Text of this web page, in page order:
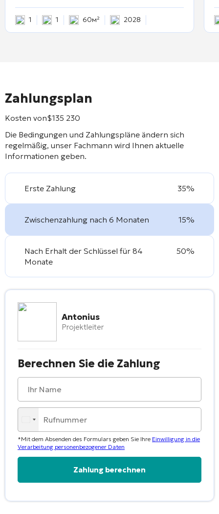
1 1 60м² 2028
Zahlungsplan
Kosten von$135 230
Die Bedingungen und Zahlungspläne ändern sich
regelmäßig, unser Fachmann wird Ihnen aktuelle
Informationen geben.
Erste Zahlung 35%
Zwischenzahlung nach 6 Monaten 15%
Nach Erhalt der Schlüssel für 84
Monate
50%
Antonius
Projektleiter
Berechnen Sie die Zahlung
*Mit dem Absenden des Formulars geben Sie Ihre Einwilligung in die
Verarbeitung personenbezogener Daten